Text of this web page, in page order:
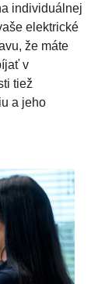
individuálnej
elektrické
že máte
v
tiež
a jeho